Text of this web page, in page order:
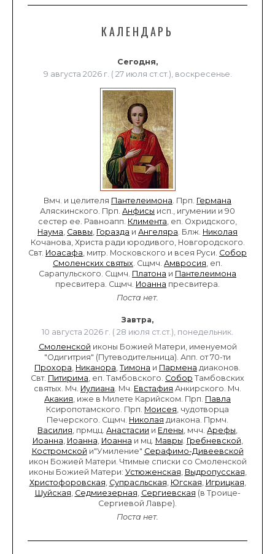
КАЛЕНДАРЬ
Сегодня,
9 августа 2026 г. ( 27 июля ст.ст.), воскресенье.
Вмч. и целителя Пантелеимона. Прп. Германа
Аляскинского. Прп. Анфисы исп., игумении и 90
сестер ее. Равноапп. Климента, еп. Охридского,
Наума, Саввы, Горазда и Ангеляра. Блж. Николая
Кочанова, Христа ради юродивого, Новгородского.
Свт. Иоасафа, митр. Московского и всея Руси. Собор
Смоленских святых. Сщмч. Амвросия, еп.
Сарапульского. Сщмч. Платона и Пантелеимона
пресвитера. Сщмч. Иоанна пресвитера.
Поста нет.
Завтра,
10 августа 2026 г. ( 28 июля ст.ст.), понедельник.
Смоленской иконы Божией Матери, именуемой
"Одигитрия" (Путеводительница). Апп. от 70-ти
Прохора, Никанора, Тимона и Пармена диаконов.
Свт. Питирима, еп. Тамбовского. Собор Тамбовских
святых. Мч. Иулиана. Мч. Евстафия Анкирского. Мч.
Акакия, иже в Милете Карийском. Прп. Павла
Ксиропотамского. Прп. Моисея, чудотворца
Печерского. Сщмч. Николая диакона. Прмч.
Василия, прмцц. Анастасии и Елены, мчч. Арефы,
Иоанна, Иоанна, Иоанна и мц. Мавры. Гребневской,
Костромской и"Умиление" Серафимо-Дивеевской
икон Божией Матери. Чтимые списки со Смоленской
иконы Божией Матери: Устюженская, Выдропусская,
Христофоровская, Супрасльская, Югская, Игрицкая,
Шуйская, Седмиезерная, Сергиевская (в Троице-
Сергиевой Лавре).
Поста нет.